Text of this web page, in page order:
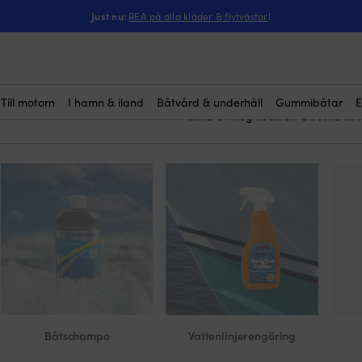
Just nu: REA på alla kläder & flytvästar!
Till motorn I hamn & iland Båtvård & underhåll Gummibåtar
Här köper duvinyl- &
känsliga för alltför kraftfulla
Vi säljer vinyl- &
alltid av hög kvalitet. Givetvis till
Båtschampo Vattenlinjerengöring